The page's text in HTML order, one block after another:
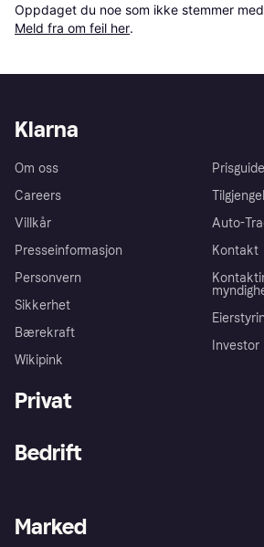
Oppdaget du noe som ikke stemmer
Meld fra om feil her.
Klarna
Om oss
Careers
Villkår
Presseinformasjon
Personvern
Sikkerhet
Bærekraft
Wikipink
Auto-
Kontakt
Privat
Utforsk butikker
Bedrift
Merchant portal
Marked